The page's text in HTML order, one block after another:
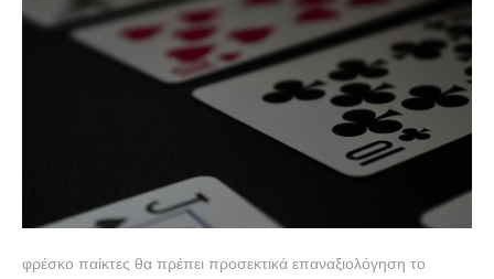
φρέσκο παίκτες θα πρέπει προσεκτικά επαναξιολόγηση το